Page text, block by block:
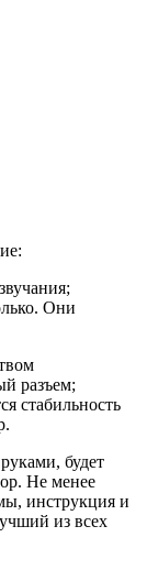
Они
разъем;
стабильность
будет
Не менее
инструкция и
из всех